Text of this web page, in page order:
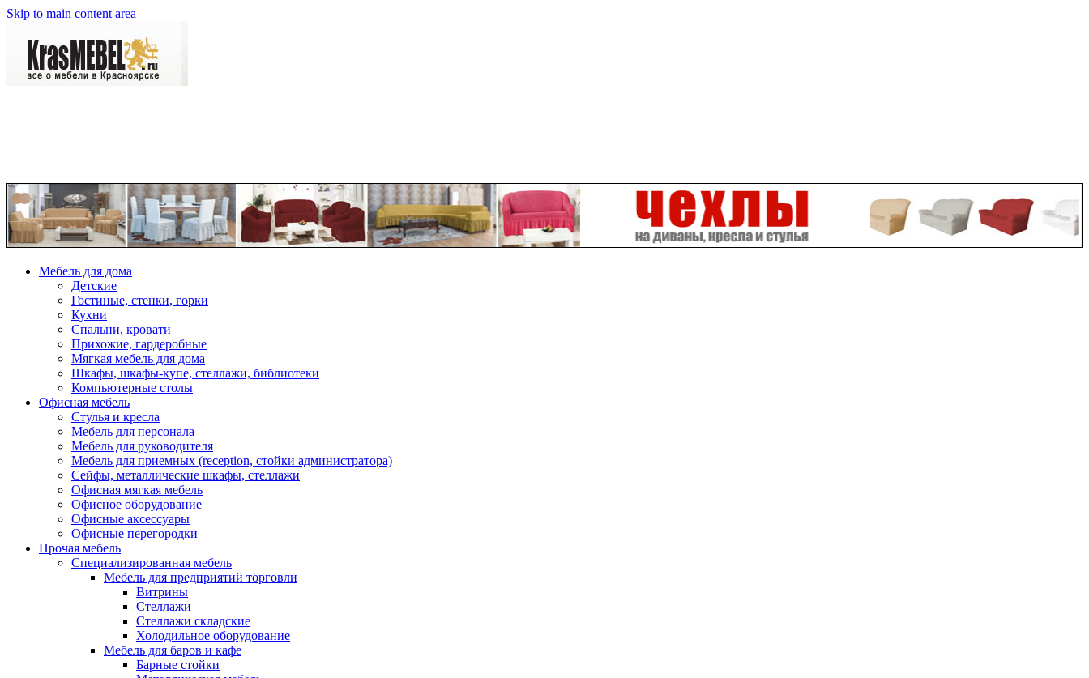
Skip to main content area
Мебель для дома
Детские
Гостиные, стенки, горки
Кухни
Спальни, кровати
Прихожие, гардеробные
Мягкая мебель для дома
Шкафы, шкафы-купе, стеллажи, библиотеки
Компьютерные столы
Офисная мебель
Стулья и кресла
Мебель для персонала
Мебель для руководителя
Мебель для приемных (reception, стойки администратора)
Сейфы, металлические шкафы, стеллажи
Офисная мягкая мебель
Офисное оборудование
Офисные аксессуары
Офисные перегородки
Прочая мебель
Специализированная мебель
Мебель для предприятий торговли
Витрины
Стеллажи
Стеллажи складские
Холодильное оборудование
Мебель для баров и кафе
Барные стойки